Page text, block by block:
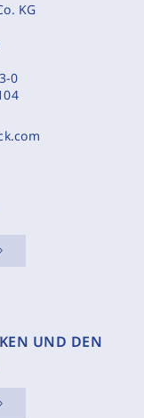
KG
0
UND DEN